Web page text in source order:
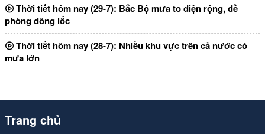
Thời tiết hôm nay (29-7): Bắc Bộ mưa to diện rộng, đề
phòng dông lốc
Thời tiết hôm nay (28-7): Nhiều khu vực trên cả nước có
mưa lớn
Trang chủ